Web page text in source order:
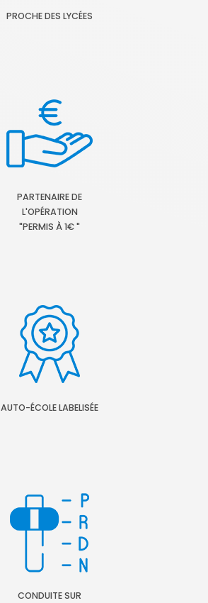
PROCHE DES LYCÉES
PARTENAIRE DE
L'OPÉRATION
"PERMIS À 1€ "
AUTO-ÉCOLE LABELISÉE
CONDUITE SUR